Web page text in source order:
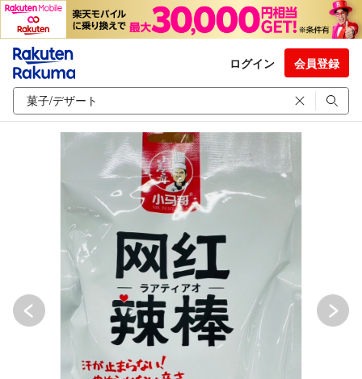
ログイン 会員登録